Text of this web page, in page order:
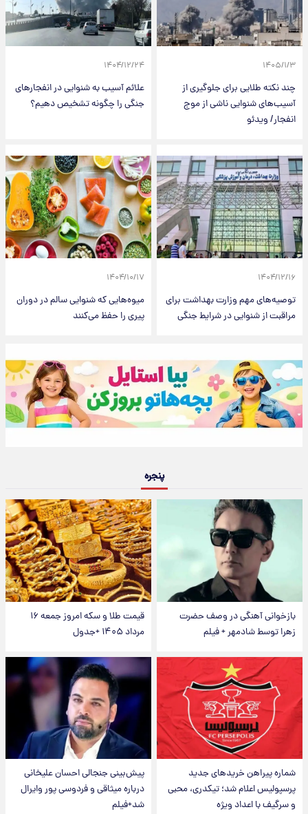
۱۴۰۵/۱/۳
چند نکته طلایی برای جلوگیری از
آسیب‌های شنوایی ناشی از موج
انفجار/ ویدئو
۱۴۰۴/۱۲/۲۴
علائم‌ آسیب به شنوایی در انفجارهای
جنگی را چگونه تشخیص دهیم؟
۱۴۰۴/۱۲/۱۶
توصیه‌های مهم وزارت بهداشت برای
مراقبت از شنوایی در شرایط جنگی
۱۴۰۴/۱۰/۱۷
میوه‌هایی که شنوایی سالم در دوران
پیری را حفظ می‌کنند
پنجره
بازخوانی آهنگی در وصف حضرت
زهرا توسط شادمهر + فیلم
قیمت طلا و سکه امروز جمعه ۱۶
مرداد ۱۴۰۵ +جدول
شماره پیراهن خریدهای جدید
پرسپولیس اعلام شد؛ تیکدری، محبی
و سرگیف با اعداد ویژه
پیش‌بینی جنجالی احسان علیخانی
درباره میثاقی و فردوسی پور وایرال
شد+فیلم